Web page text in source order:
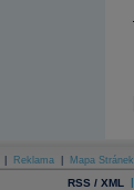
Reklama Mapa Stránek
RSS / XML |